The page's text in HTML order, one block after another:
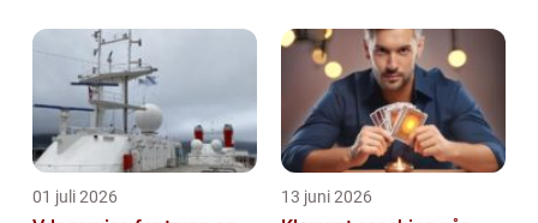
en god klinikk,...
01 juli 2026 13 juni 2026